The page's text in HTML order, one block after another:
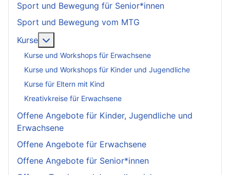
Sport und Bewegung für Senior*innen
Sport und Bewegung vom MTG
Kurse
Kurse und Workshops für Erwachsene
Kurse und Workshops für Kinder und Jugendliche
Kurse für Eltern mit Kind
Kreativkreise für Erwachsene
Offene Angebote für Kinder, Jugendliche und
Erwachsene
Offene Angebote für Erwachsene
Offene Angebote für Senior*innen